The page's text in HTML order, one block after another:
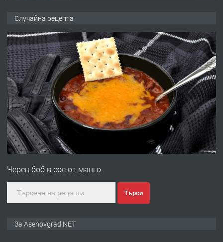
преди 10 месеца
ПРЕДЛАГА
Професионална броячна машина -
със сертификат от ЕЦБ
преди 1 година
ПРЕДЛАГА
Професионална зеленчукорезачка
Случайна рецепта
Черен боб в сос от манго
Търси
За Asenovgrad.NET